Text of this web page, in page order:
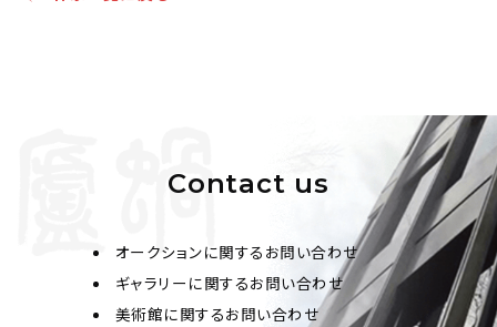
Contact us
オークションに関するお問い合わせ
ギャラリーに関するお問い合わせ
美術館に関するお問い合わせ